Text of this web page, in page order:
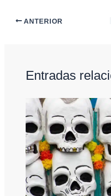
ANTERIOR
Entradas